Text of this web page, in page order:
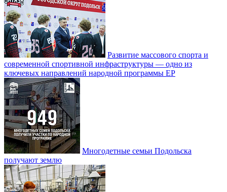
Развитие массового спорта и
современной спортивной инфраструктуры — одно из
ключевых направлений народной программы ЕР
Многодетные семьи Подольска
получают землю